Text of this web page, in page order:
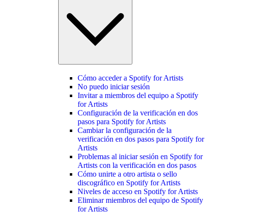
Cómo acceder a Spotify for Artists
No puedo iniciar sesión
Invitar a miembros del equipo a Spotify
for Artists
Configuración de la verificación en dos
pasos para Spotify for Artists
Cambiar la configuración de la
verificación en dos pasos para Spotify for
Artists
Problemas al iniciar sesión en Spotify for
Artists con la verificación en dos pasos
Cómo unirte a otro artista o sello
discográfico en Spotify for Artists
Niveles de acceso en Spotify for Artists
Eliminar miembros del equipo de Spotify
for Artists